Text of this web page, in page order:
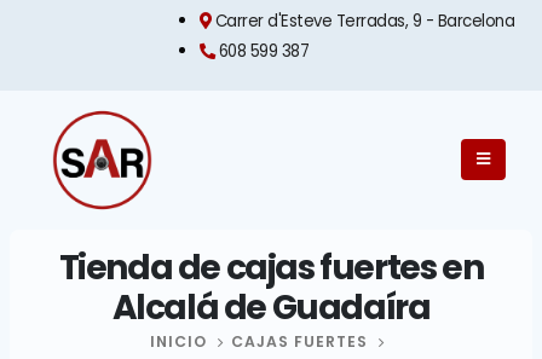
Carrer d'Esteve Terradas, 9 - Barcelona​
608 599 387
Tienda de cajas fuertes en
Alcalá de Guadaíra
INICIO
CAJAS FUERTES